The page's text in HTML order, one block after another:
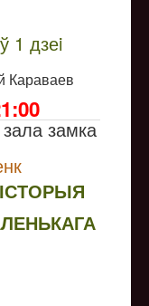
1 дзеi
Караваев
замка